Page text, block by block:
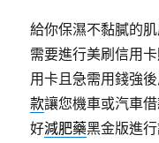
給你保濕不黏膩的
需要進行美刷信用
用卡且急需用錢強
款讓您機車或汽車
好減肥藥黑金版進